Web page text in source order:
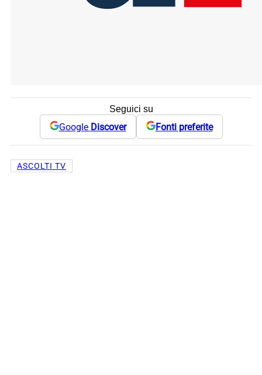
Seguici su
Google Discover Fonti preferite
ASCOLTI TV